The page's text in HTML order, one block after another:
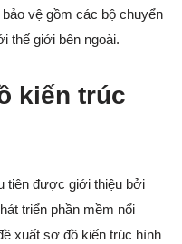
vệ gồm các bộ chuyển
thế giới bên ngoài.
kiến trúc
tiên được giới thiệu bởi
triển phần mềm nổi
xuất sơ đồ kiến trúc hình